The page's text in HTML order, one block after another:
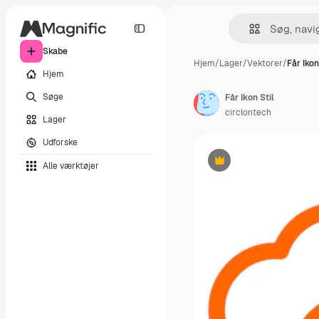
Skabe
Hjem
Søge
Lager
Udforske
Alle værktøjer
Hjem/Lager/Vektorer/Får
Præmie
Får Ikon Stil
circlontech